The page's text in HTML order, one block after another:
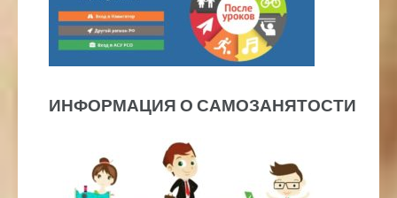
ИНФОРМАЦИЯ О САМОЗАНЯТОСТИ